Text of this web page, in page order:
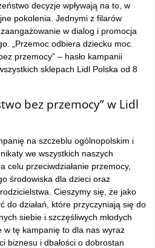
decyzje wpływają na to, w
pokolenia. Jednymi z filarów
w dialog i promocja
„Przemoc odbiera dziecku moc.
przemocy” – hasło kampanii
sklepach Lidl Polska od 8
bez przemocy” w Lidl
na szczeblu ogólnopolskim i
we wszystkich naszych
celu przeciwdziałanie przemocy,
środowiska dla dzieci oraz
Cieszymy się, że jako
do działań, które przyczyniają się do
siebie i szczęśliwych młodych
w tę kampanię to dla nas wyraz
biznesu i dbałości o dobrostan